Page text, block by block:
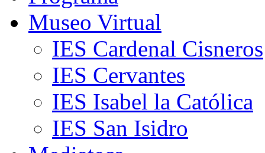
Museo Virtual
IES Cardenal Cisneros
IES Cervantes
IES Isabel la Católica
IES San Isidro